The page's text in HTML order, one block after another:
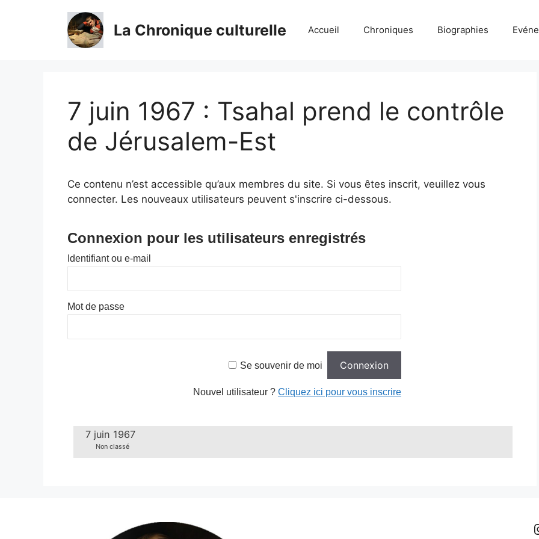
La Chronique culturelle Accueil Chroniques Biographies
7 juin 1967 : Tsahal prend le contrôle
de Jérusalem-Est
Ce contenu n’est accessible qu’aux membres du site. Si vous êtes inscrit, veuillez vous
connecter. Les nouveaux utilisateurs peuvent s'inscrire ci-dessous.
Connexion pour les utilisateurs enregistrés
Identifiant ou e-mail
Mot de passe
Se souvenir de moi
Nouvel utilisateur ? Cliquez ici pour vous inscrire
7 juin 1967
Non classé